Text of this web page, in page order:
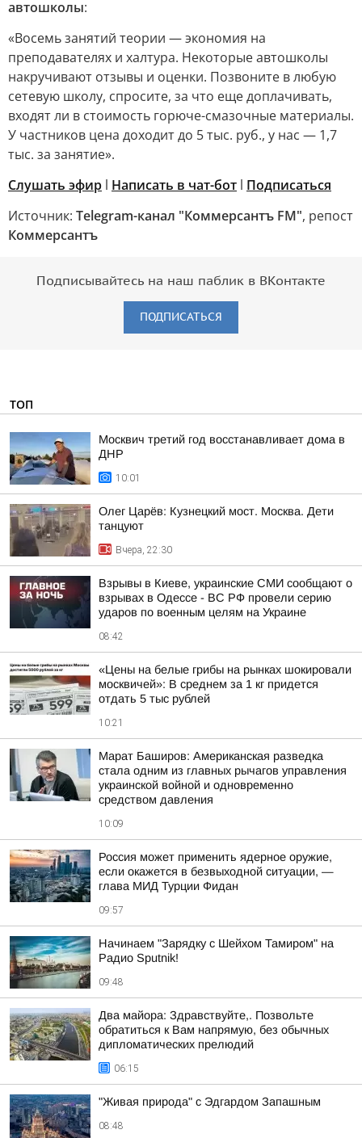
автошколы:
«Восемь занятий теории — экономия на
преподавателях и халтура. Некоторые автошколы
накручивают отзывы и оценки. Позвоните в любую
сетевую школу, спросите, за что еще доплачивать,
входят ли в стоимость горюче-смазочные материалы.
У частников цена доходит до 5 тыс. руб., у нас — 1,7
тыс. за занятие».
Слушать эфир l Написать в чат-бот l Подписаться
Источник: Telegram-канал "Коммерсантъ FM", репост
Коммерсантъ
Подписывайтесь на наш паблик в ВКонтакте
ПОДПИСАТЬСЯ
ТОП
Москвич третий год восстанавливает дома в
ДНР
10:01
Олег Царёв: Кузнецкий мост. Москва. Дети
танцуют
Вчера, 22:30
Взрывы в Киеве, украинские СМИ сообщают о
взрывах в Одессе - ВС РФ провели серию
ударов по военным целям на Украине
08:42
«Цены на белые грибы на рынках шокировали
москвичей»: В среднем за 1 кг придется
отдать 5 тыс рублей
10:21
Марат Баширов: Американская разведка
стала одним из главных рычагов управления
украинской войной и одновременно
средством давления
10:09
Россия может применить ядерное оружие,
если окажется в безвыходной ситуации, —
глава МИД Турции Фидан
09:57
Начинаем "Зарядку с Шейхом Тамиром" на
Радио Sputnik!
09:48
Два майора: Здравствуйте,. Позвольте
обратиться к Вам напрямую, без обычных
дипломатических прелюдий
06:15
"Живая природа" с Эдгардом Запашным
08:48